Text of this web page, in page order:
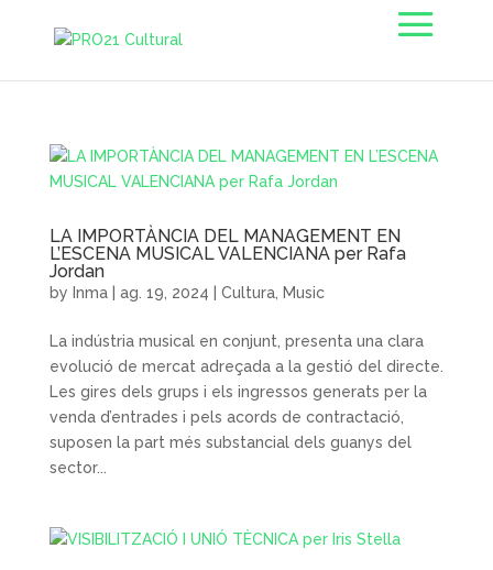
LA IMPORTÀNCIA DEL MANAGEMENT EN
L’ESCENA MUSICAL VALENCIANA per Rafa
Jordan
by Inma| ag. 19, 2024 Cultura, Music
La indústria musical en conjunt, presenta una clara
evolució de mercat adreçada a la gestió del directe.
Les gires dels grups i els ingressos generats per la
venda d’entrades i pels acords de contractació,
suposen la part més substancial dels guanys del
sector...